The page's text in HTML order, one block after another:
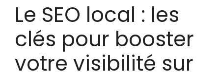
Le SEO local : les
clés pour booster
votre visibilité sur